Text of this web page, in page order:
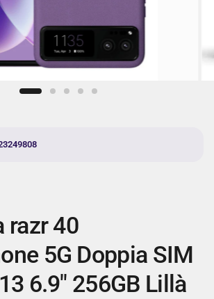
razr 40
5G Doppia SIM
6.9" 256GB Lillà